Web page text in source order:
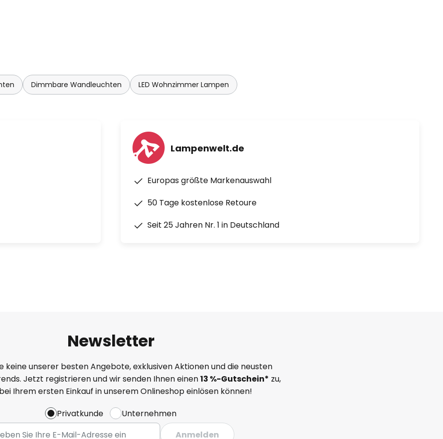
Dimmbare Wandleuchten LED Wohnzimmer Lampen
Lampenwelt.de
Europas größte Markenauswahl
50 Tage kostenlose Retoure
Seit 25 Jahren Nr. 1 in Deutschland
Newsletter
keine unserer besten Angebote, exklusiven Aktionen und die neusten
Jetzt registrieren und wir senden Ihnen einen13 %-Gutschein* zu,
Ihrem ersten Einkauf in unserem Onlineshop einlösen können!
Privatkunde
Unternehmen
Anmelden